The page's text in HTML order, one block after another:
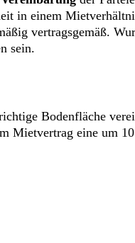
in einem
vertragsgemäß.
sein.
Bodenfläche
Mietvertrag eine um